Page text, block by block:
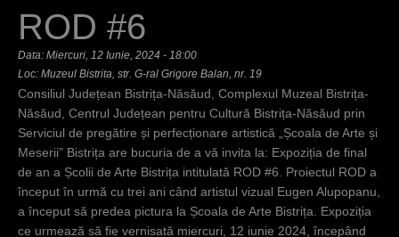
E
ş
t
i
a
i
c
i
ROD #6
Data: Miercuri, 12 Iunie, 2024 - 18:00
Loc: Muzeul Bistrita, str. G-ral Grigore Balan, nr. 19
Consiliul Județean Bistrița-Năsăud, Complexul Muzeal Bistrița-
Năsăud, Centrul Județean pentru Cultură Bistrița-Năsăud prin
Serviciul de pregătire și perfecționare artistică „Școala de Arte și
Meserii” Bistrița are bucuria de a vă invita la: Expoziția de final
de an a Școlii de Arte Bistrița intitulată ROD #6. Proiectul ROD a
început în urmă cu trei ani când artistul vizual Eugen Alupopanu,
a început să predea pictura la Școala de Arte Bistrița. Expoziția
ce urmează să fie vernisată miercuri, 12 iunie 2024, începând